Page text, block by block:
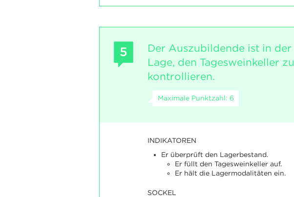
5
Der Auszubildende ist in der
Lage, den Tagesweinkeller zu
kontrollieren.
Maximale Punktzahl: 6
INDIKATOREN
Er überprüft den Lagerbestand.
Er füllt den Tagesweinkeller auf.
Er hält die Lagermodalitäten ein.
SOCKEL